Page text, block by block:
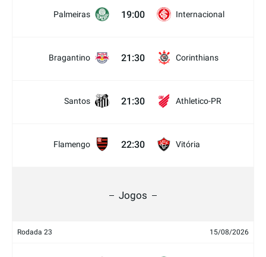
Palmeiras 19:00 Internacional
Bragantino 21:30 Corinthians
Santos 21:30 Athletico-PR
Flamengo 22:30 Vitória
Jogos
Rodada 23 15/08/2026